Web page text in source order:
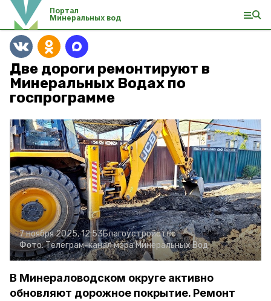
Портал
Минеральных вод
Две дороги ремонтируют в
Минеральных Водах по
госпрограмме
7 ноября 2025, 12:53Благоустройство
Фото:Телеграм-канал мэра Минеральных Вод
В Минераловодском округе активно
обновляют дорожное покрытие. Ремонт